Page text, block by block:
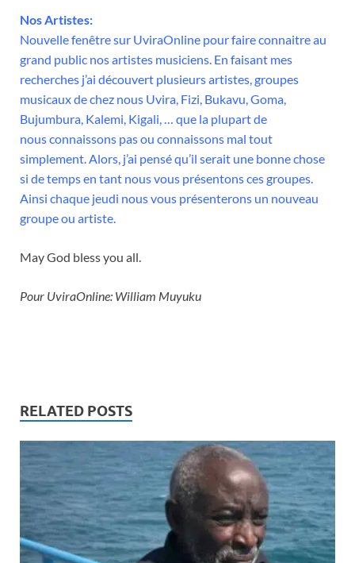
Nos Artistes:
Nouvelle fenêtre sur UviraOnline pour faire connaitre au
grand public nos artistes musiciens. En faisant mes
recherches j’ai découvert plusieursartistes, groupes
musicaux de chez nous Uvira, Fizi, Bukavu,Goma,
Bujumbura, Kalemi, Kigali, … que la plupart de
nousconnaissons pasou connaissons mal tout
simplement. Alors, j’ai pensé qu’il serait une bonnechose
si de temps en tant nousvous présentonsces groupes.
Ainsi chaque jeudi nous vous présenterons un nouveau
groupe ou artiste.
May God bless you all.
Pour UviraOnline: William Muyuku
RELATED POSTS